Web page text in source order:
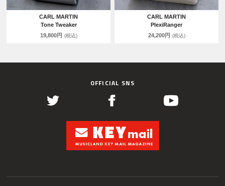
CARL MARTIN
Tone Tweaker
19,800円 (税込)
CARL MARTIN
PlexiRanger
24,200円 (税込)
OFFICIAL SNS